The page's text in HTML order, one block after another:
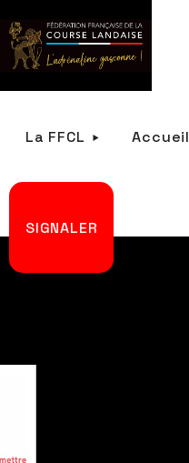
La FFCL Accueil
SIGNALER